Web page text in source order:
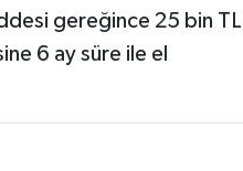
gereğince 25 bin TL
6 ay süre ile el